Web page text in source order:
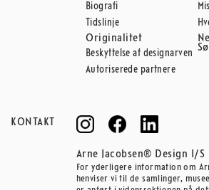
Biografi
Tidslinje
Originalitet
Beskyttelse af designarven
Autoriserede partnere
KONTAKT
Arne Jacobsen® Design I/S
For yderligere information om
henviser vi til de samlinger,